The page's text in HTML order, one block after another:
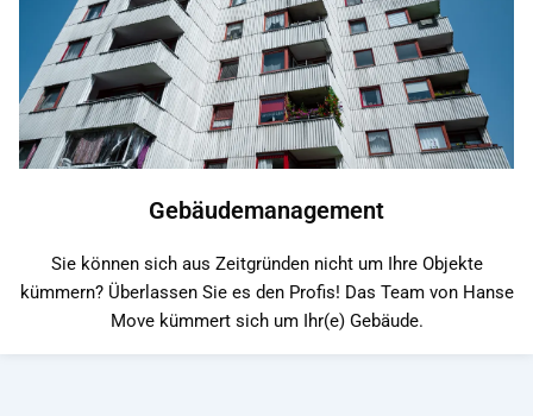
Gebäudemanagement
Sie können sich aus Zeitgründen nicht um Ihre Objekte
kümmern? Überlassen Sie es den Profis! Das Team von Hanse
Move kümmert sich um Ihr(e) Gebäude.